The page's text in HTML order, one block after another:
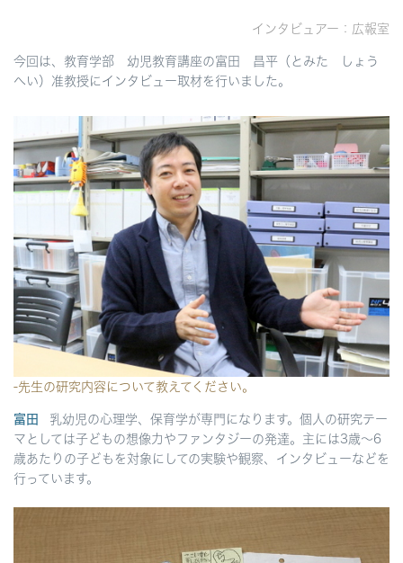
インタビュアー：広報室
今回は、教育学部 幼児教育講座の富田 昌平（とみた しょう
へい）准教授にインタビュー取材を行いました。
-先生の研究内容について教えてください。
富田
乳幼児の心理学、保育学が専門になります。個人の研究テー
マとしては子どもの想像力やファンタジーの発達。主には3歳～6
歳あたりの子どもを対象にしての実験や観察、インタビューなどを
行っています。